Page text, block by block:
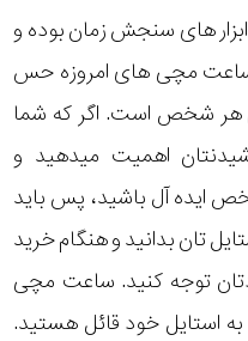
های سنجش زمان بوده و
ساعت مچی های امروزه حس
هر شخص است. اگر که شما
اهمیت میدهید و
ایده آل باشید، پس باید
تان بدانید و هنگام خرید
توجه کنید. ساعت مچی
استایل خود قائل هستید.